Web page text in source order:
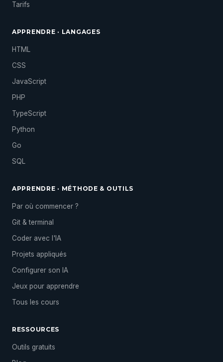
Tarifs
APPRENDRE · LANGAGES
HTML
CSS
JavaScript
PHP
TypeScript
Python
Go
SQL
APPRENDRE · MÉTHODE & OUTILS
Par où commencer ?
Git & terminal
Coder avec l'IA
Projets appliqués
Configurer son IA
Jeux pour apprendre
Tous les cours
RESSOURCES
Outils gratuits